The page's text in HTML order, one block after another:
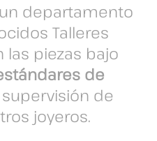
departamento
Talleres
piezas bajo
de
de
joyeros.